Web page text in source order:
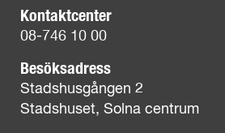
Kontaktcenter
08-746 10 00
Besöksadress
Stadshusgången 2
Stadshuset, Solna centrum